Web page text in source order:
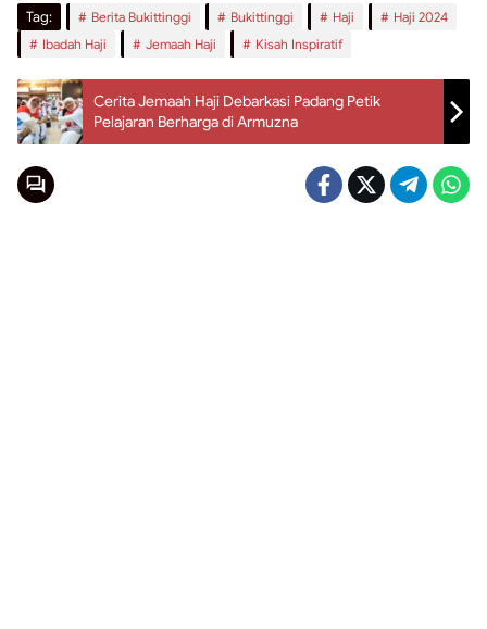
Tag: Berita Bukittinggi Bukittinggi Haji
Haji 2024
Ibadah Haji
Jemaah Haji Kisah Inspiratif
Cerita Jemaah Haji Debarkasi Padang Petik
Pelajaran Berharga di Armuzna